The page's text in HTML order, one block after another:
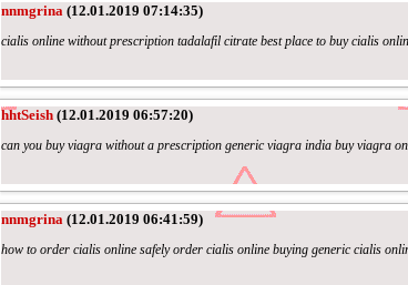
nnmgrina (12.01.2019 07:14:35)
cialis online without prescription tadalafil citrate best place to buy cialis
hhtSeish (12.01.2019 06:57:20)
can you buy viagra without a prescription generic viagra india buy viagra
nnmgrina (12.01.2019 06:41:59)
how to order cialis online safely order cialis online buying generic cialis